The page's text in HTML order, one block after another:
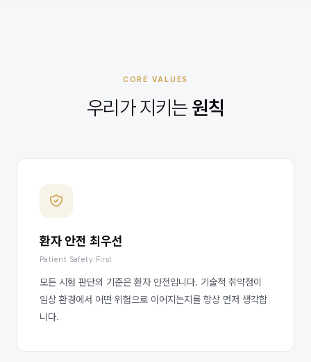
CORE VALUES
우리가 지키는 원칙
환자 안전 최우선
Patient Safety First
모든 시험 판단의 기준은 환자 안전입니다. 기술적 취약점이
임상 환경에서 어떤 위험으로 이어지는지를 항상 먼저 생각합
니다.